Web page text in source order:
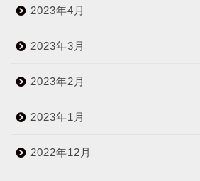
2023年4月
2023年3月
2023年2月
2023年1月
2022年12月